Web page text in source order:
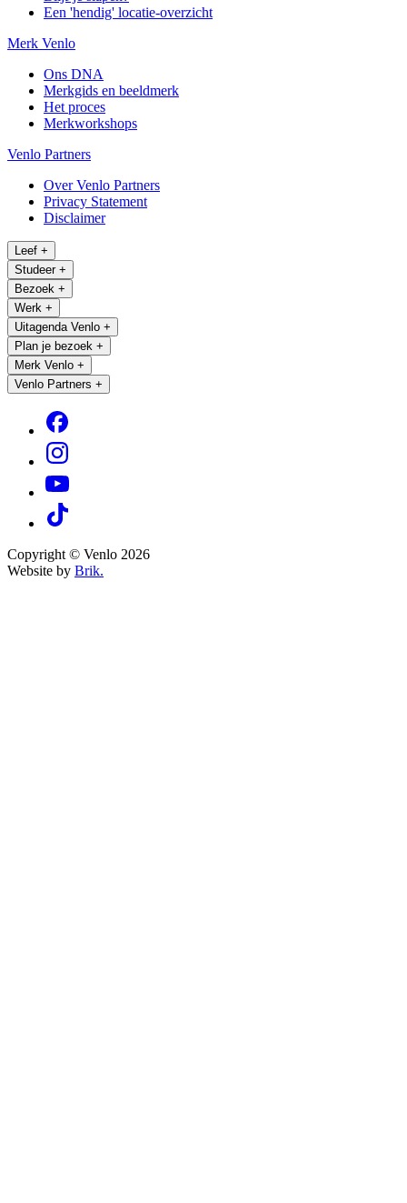
Een 'hendig' locatie-overzicht
Merk Venlo
Ons DNA
Merkgids en beeldmerk
Het proces
Merkworkshops
Venlo Partners
Over Venlo Partners
Privacy Statement
Disclaimer
Leef +
Studeer +
Bezoek +
Werk +
Uitagenda Venlo +
Plan je bezoek +
Merk Venlo +
Venlo Partners +
Copyright © Venlo 2026
Website by Brik.